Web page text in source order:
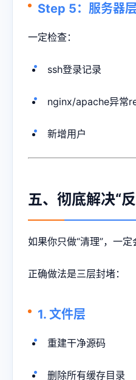
Step 5：服务器
一定检查：
ssh登录记录
nginx/apache异常
新增用户
五、彻底解决“
如果你只做“清理”，一定
正确做法是三层封堵：
1. 文件层
重建干净源码
删除所有缓存目录